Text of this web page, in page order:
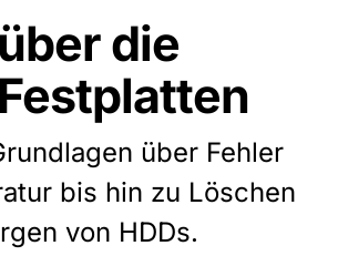
Wissen
Sofort Analyse
die
über Fehler
bis hin zu Löschen
von HDDs.